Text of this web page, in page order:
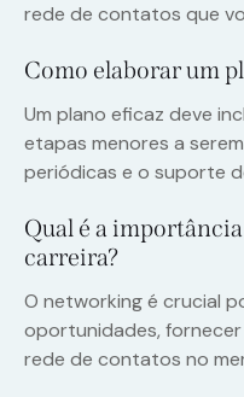
rede de contatos que
Como elaborar um
Um plano eficaz deve
etapas menores a
periódicas e o suporte
Qual é a
carreira?
O networking é crucial
oportunidades, fornecer
rede de contatos no